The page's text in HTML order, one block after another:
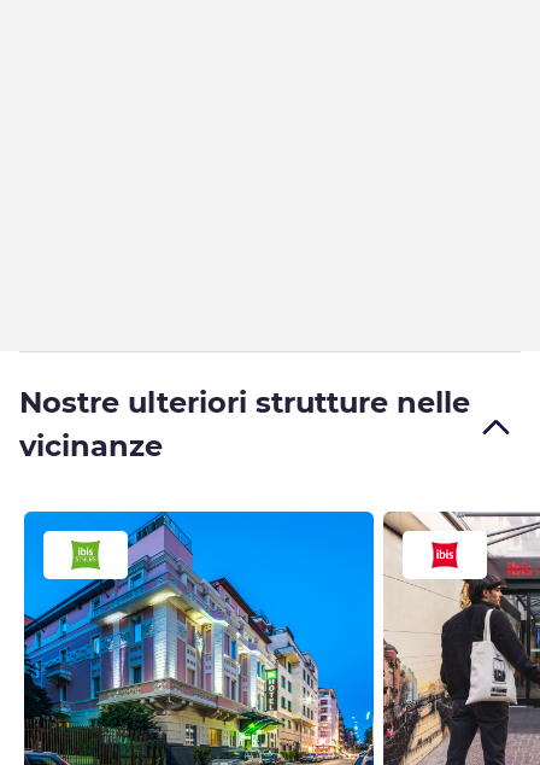
Nostre ulteriori strutture nelle
vicinanze